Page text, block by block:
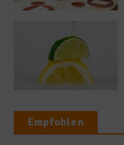
Empfohlen